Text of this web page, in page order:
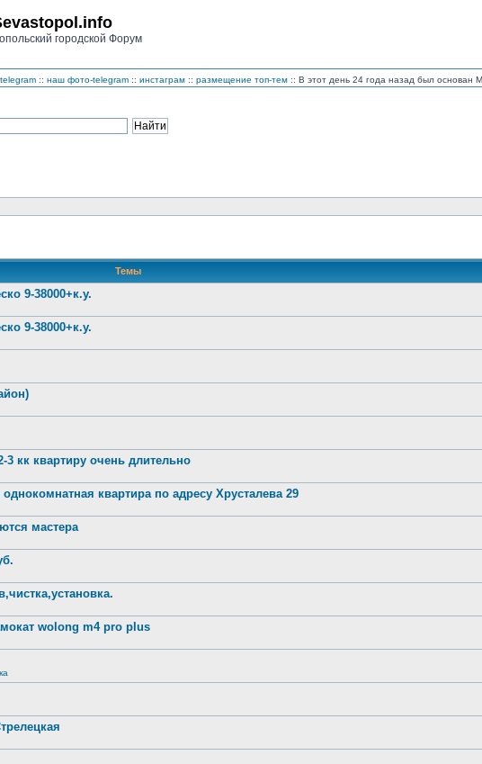
городской Форум
telegram :: наш фото-telegram :: инстаграм :: размещение топ-тем :: В этот день 24 года назад был основан
Темы
9-38000+к.у.
9-38000+к.у.
кк квартиру очень длительно
квартира по адресу Хрусталева 29
мастера
wolong m4 pro plus